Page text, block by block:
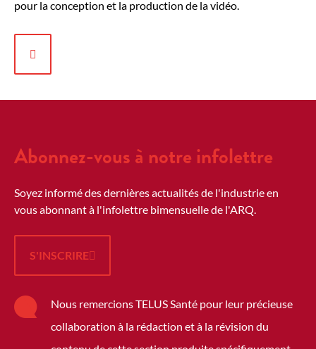
pour la conception et la production de la vidéo.
Abonnez-vous à notre infolettre
Soyez informé des dernières actualités de l'industrie en
vous abonnant à l'infolettre bimensuelle de l'ARQ.
S'INSCRIRE
Nous remercions TELUS Santé pour leur précieuse
collaboration à la rédaction et à la révision du